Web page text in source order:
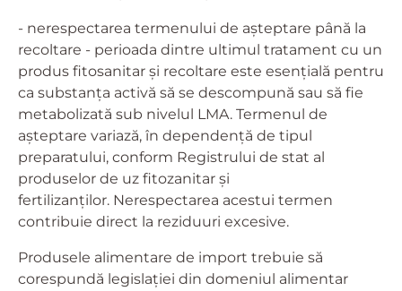
- nerespectarea termenului de așteptare până la
recoltare - perioada dintre ultimul tratament cu un
produs fitosanitar și recoltare este esențială pentru
ca substanța activă să se descompună sau să fie
metabolizată sub nivelul LMA. Termenul de
așteptare variază, în dependență de tipul
preparatului, conform Registrului de stat al
produselor de uz fitozanitar și
fertilizanților. Nerespectarea acestui termen
contribuie direct la reziduuri excesive.
Produsele alimentare de import trebuie să
corespundă legislației din domeniul alimentar